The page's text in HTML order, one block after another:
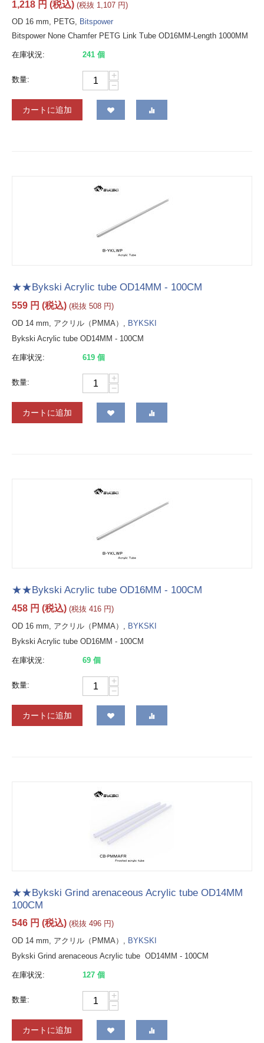
1,218 円 (税込) (税抜 1,107 円)
OD 16 mm, PETG, Bitspower
Bitspower None Chamfer PETG Link Tube OD16MM-Length 1000MM
在庫状況: 241 個
数量:
+
−
カートに追加
★★Bykski Acrylic tube OD14MM - 100CM
559 円 (税込) (税抜 508 円)
OD 14 mm, アクリル（PMMA）, BYKSKI
Bykski Acrylic tube OD14MM - 100CM
在庫状況: 619 個
数量:
+
−
カートに追加
★★Bykski Acrylic tube OD16MM - 100CM
458 円 (税込) (税抜 416 円)
OD 16 mm, アクリル（PMMA）, BYKSKI
Bykski Acrylic tube OD16MM - 100CM
在庫状況: 69 個
数量:
+
−
カートに追加
★★Bykski Grind arenaceous Acrylic tube OD14MM
100CM
546 円 (税込) (税抜 496 円)
OD 14 mm, アクリル（PMMA）, BYKSKI
Bykski Grind arenaceous Acrylic tube OD14MM - 100CM
在庫状況: 127 個
数量:
+
−
カートに追加